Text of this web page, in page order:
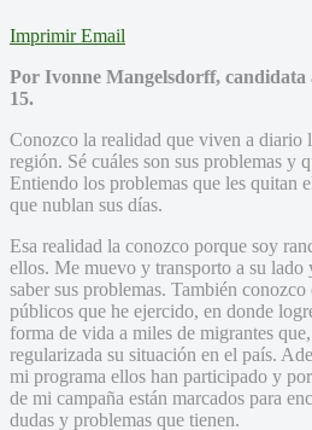
Imprimir Email
Por Ivonne Mangelsdorff,
15.
Conozco la realidad que viven a diario
región. Sé cuáles son sus problemas y
Entiendo los problemas que les quitan
que nublan sus días.
Esa realidad la conozco porque soy
ellos. Me muevo y transporto a su lado
saber sus problemas. También
públicos que he ejercido, en donde
forma de vida a miles de migrantes
regularizada su situación en el país.
mi programa ellos han participado y
de mi campaña están marcados para
dudas y problemas que tienen.